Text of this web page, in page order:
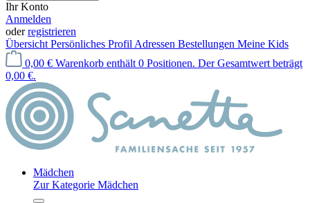
Ihr Konto
Anmelden
oderregistrieren
Übersicht Persönliches Profil Adressen Bestellungen Meine Kids
0,00 € Warenkorb enthält 0 Positionen. Der Gesamtwert beträgt
0,00 €.
Mädchen
Zur Kategorie Mädchen